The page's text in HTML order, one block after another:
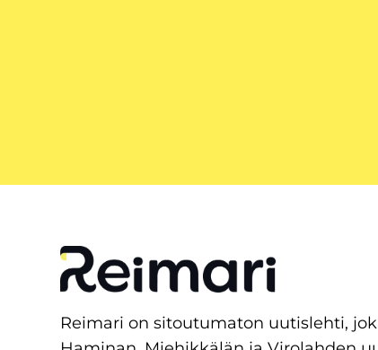
Reimari on sitoutumaton uutislehti,